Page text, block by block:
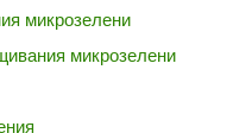
микрозелени
микрозелени